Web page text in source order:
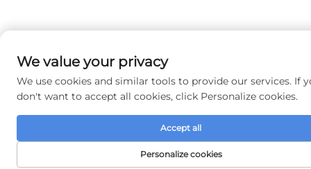
We value your privacy
We use cookies and similar tools to provide our services. If
don't want to accept all cookies, click Personalize cookies.
Personalize cookies
Accept all